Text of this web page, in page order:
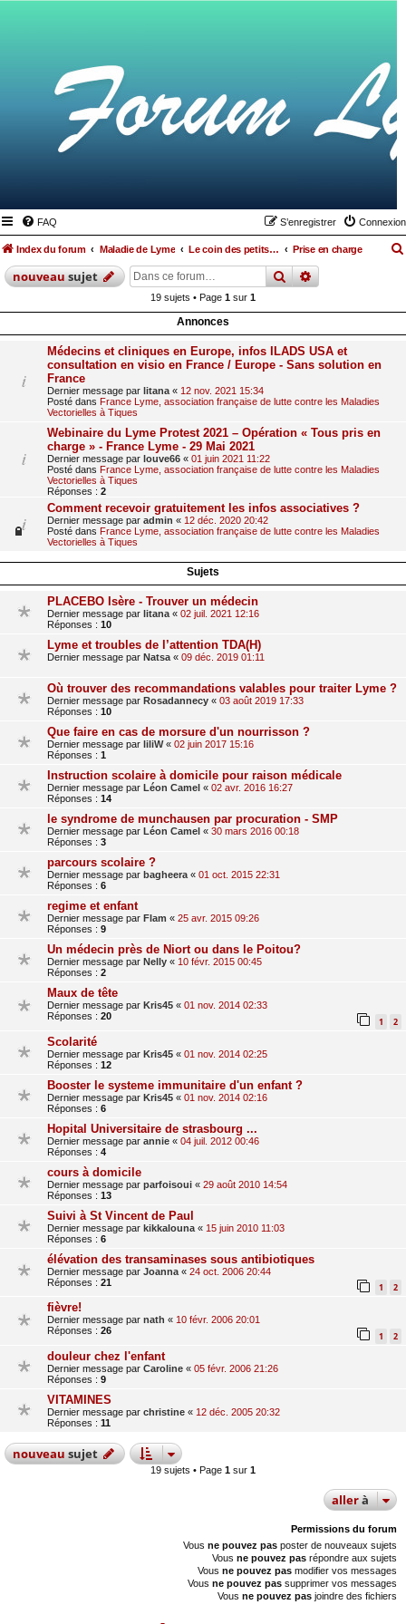
FAQ Connexion
S’enregistrer
Index du forum Maladie de Lyme Le coin des petits lymés Prise en charge
nouveausujet rechercher
recherche
19 sujets • Page 1 sur 1
Annonces
Médecins et cliniques en Europe, infos ILADS USA et
consultation en visio en France / Europe - Sans solution en
France
Dernier message par litana « 12 nov. 2021 15:34
Posté dans France Lyme, association française de lutte contre les Maladies
Vectorielles à Tiques
Webinaire du Lyme Protest 2021 – Opération « Tous pris en
charge » - France Lyme - 29 Mai 2021
Dernier message par louve66 « 01 juin 2021 11:22
Posté dans France Lyme, association française de lutte contre les Maladies
Vectorielles à Tiques
Réponses : 2
Comment recevoir gratuitement les infos associatives ?
Dernier message par admin « 12 déc. 2020 20:42
Posté dans France Lyme, association française de lutte contre les Maladies
Vectorielles à Tiques
Sujets
PLACEBO Isère - Trouver un médecin
Dernier message par litana « 02 juil. 2021 12:16
Réponses : 10
Lyme et troubles de l’attention TDA(H)
Dernier message par Natsa « 09 déc. 2019 01:11
Où trouver des recommandations valables pour traiter Lyme ?
Dernier message par Rosadannecy « 03 août 2019 17:33
Réponses : 10
Que faire en cas de morsure d'un nourrisson ?
Dernier message par liliW« 02 juin 2017 15:16
Réponses : 1
Instruction scolaire à domicile pour raison médicale
Dernier message par Léon Camel « 02 avr. 2016 16:27
Réponses : 14
le syndrome de munchausen par procuration - SMP
Dernier message par Léon Camel « 30 mars 2016 00:18
Réponses : 3
parcours scolaire ?
Dernier message par bagheera « 01 oct. 2015 22:31
Réponses : 6
regime et enfant
Dernier message par Flam « 25 avr. 2015 09:26
Réponses : 9
Un médecin près de Niort ou dans le Poitou?
Dernier message par Nelly « 10 févr. 2015 00:45
Réponses : 2
Maux de tête
Dernier message par Kris45 « 01 nov. 2014 02:33
Réponses : 20 1 2
Scolarité
Dernier message par Kris45 « 01 nov. 2014 02:25
Réponses : 12
Booster le systeme immunitaire d'un enfant ?
Dernier message par Kris45 « 01 nov. 2014 02:16
Réponses : 6
Hopital Universitaire de strasbourg ...
Dernier message par annie « 04 juil. 2012 00:46
Réponses : 4
cours à domicile
Dernier message par parfoisoui « 29 août 2010 14:54
Réponses : 13
Suivi à St Vincent de Paul
Dernier message par kikkalouna « 15 juin 2010 11:03
Réponses : 6
élévation des transaminases sous antibiotiques
Dernier message par Joanna « 24 oct. 2006 20:44
Réponses : 21 1 2
fièvre!
Dernier message par nath « 10 févr. 2006 20:01
Réponses : 26 1 2
douleur chez l'enfant
Dernier message par Caroline « 05 févr. 2006 21:26
Réponses : 9
VITAMINES
Dernier message par christine « 12 déc. 2005 20:32
Réponses : 11
nouveausujet
19 sujets • Page 1 sur 1
allerà
Permissions du forum
Vous ne pouvez pas poster de nouveaux sujets
Vous ne pouvez pas répondre aux sujets
Vous ne pouvez pas modifier vos messages
Vous ne pouvez pas supprimer vos messages
Vous ne pouvez pas joindre des fichiers